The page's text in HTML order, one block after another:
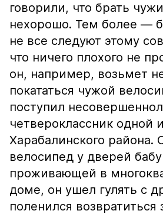
говорили, что брать
нехорошо. Тем более —
не все следуют этому
что ничего плохого не
он, например, возьмет
покататься чужой
поступил
четвероклассник одной
Харабалинского района.
велосипед у дверей
проживающей в
доме, он ушел гулять с
поленился возвратиться